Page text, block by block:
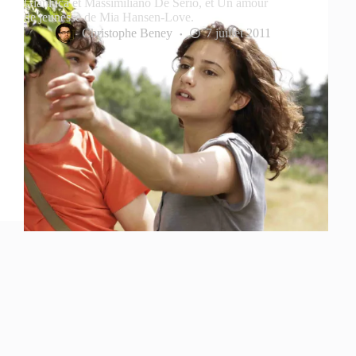
de jeunesse de Mia Hansen-Love.
Christophe Beney
7 juillet 2011